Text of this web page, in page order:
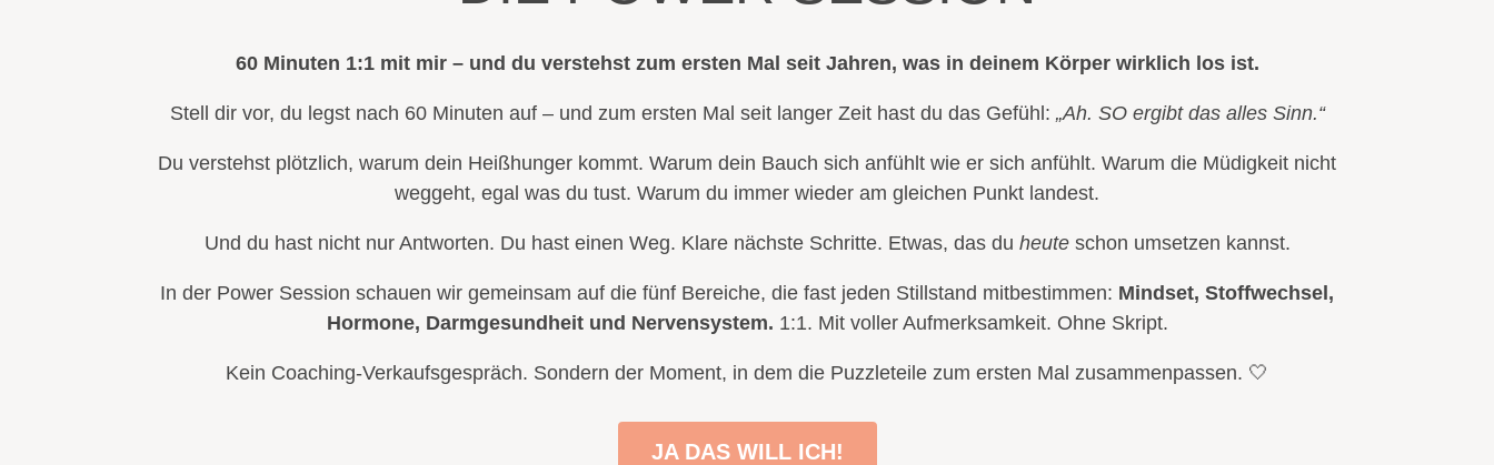
60 Minuten 1:1 mit mir – und du verstehst zum ersten Mal seit Jahren, was in deinem Körper wirklich los ist.
Stell dir vor, du legst nach 60 Minuten auf – und zum ersten Mal seit langer Zeit hast du das Gefühl: „Ah. SO ergibt das alles Sinn.“
Du verstehst plötzlich, warum dein Heißhunger kommt. Warum dein Bauch sich anfühlt wie er sich anfühlt. Warum die Müdigkeit nicht
weggeht, egal was du tust. Warum du immer wieder am gleichen Punkt landest.
Und du hast nicht nur Antworten. Du hast einen Weg. Klare nächste Schritte. Etwas, das du heuteschon umsetzen kannst.
In der Power Session schauen wir gemeinsam auf die fünf Bereiche, die fast jeden Stillstand mitbestimmen: Mindset, Stoffwechsel,
Hormone, Darmgesundheit und Nervensystem. 1:1. Mit voller Aufmerksamkeit. Ohne Skript.
Kein Coaching-Verkaufsgespräch. Sondern der Moment, in dem die Puzzleteile zum ersten Mal zusammenpassen. 🤍
JA DAS WILL ICH!